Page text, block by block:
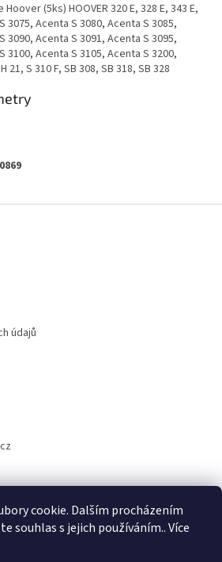
cookie. Dalším procházením
souhlas s jejich používáním.. Více
(5ks) HOOVER 320 E, 328 E, 343 E,
3075, Acenta S 3080, Acenta S 3085,
3090, Acenta S 3091, Acenta S 3095,
3100, Acenta S 3105, Acenta S 3200,
21, S 310 F, SB 308, SB 318, SB 328
údajů
Elektro-Vr%C5%A1ovick%C3%A1-229